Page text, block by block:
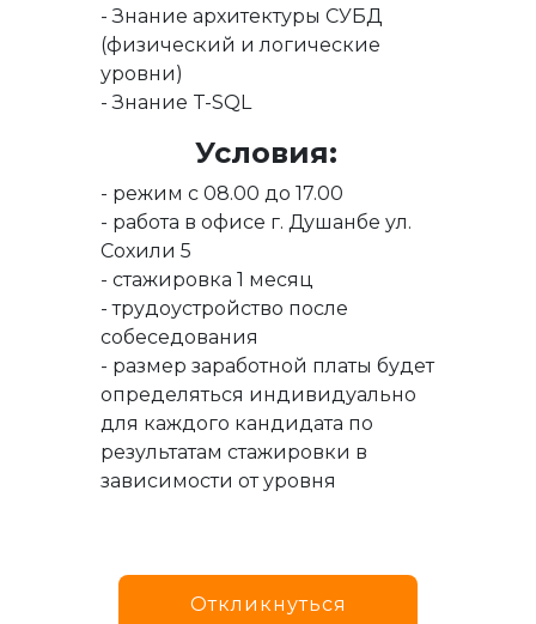
- Знание архитектуры СУБД
(физический и логические
уровни)
- Знание T-SQL
Условия:
- режим с 08.00 до 17.00
- работа в офисе г. Душанбе ул.
Сохили 5
- стажировка 1 месяц
- трудоустройство после
собеседования
- размер заработной платы будет
определяться индивидуально
для каждого кандидата по
результатам стажировки в
зависимости от уровня
Откликнуться